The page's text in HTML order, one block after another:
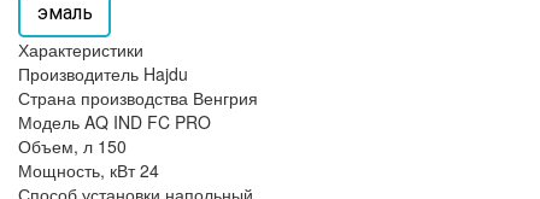
эмаль
Характеристики
Производитель Hajdu
Страна производства Венгрия
Модель AQ IND FC PRO
Объем, л 150
Мощность, кВт 24